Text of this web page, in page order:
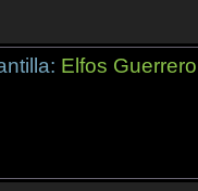
Elfos Guerrero